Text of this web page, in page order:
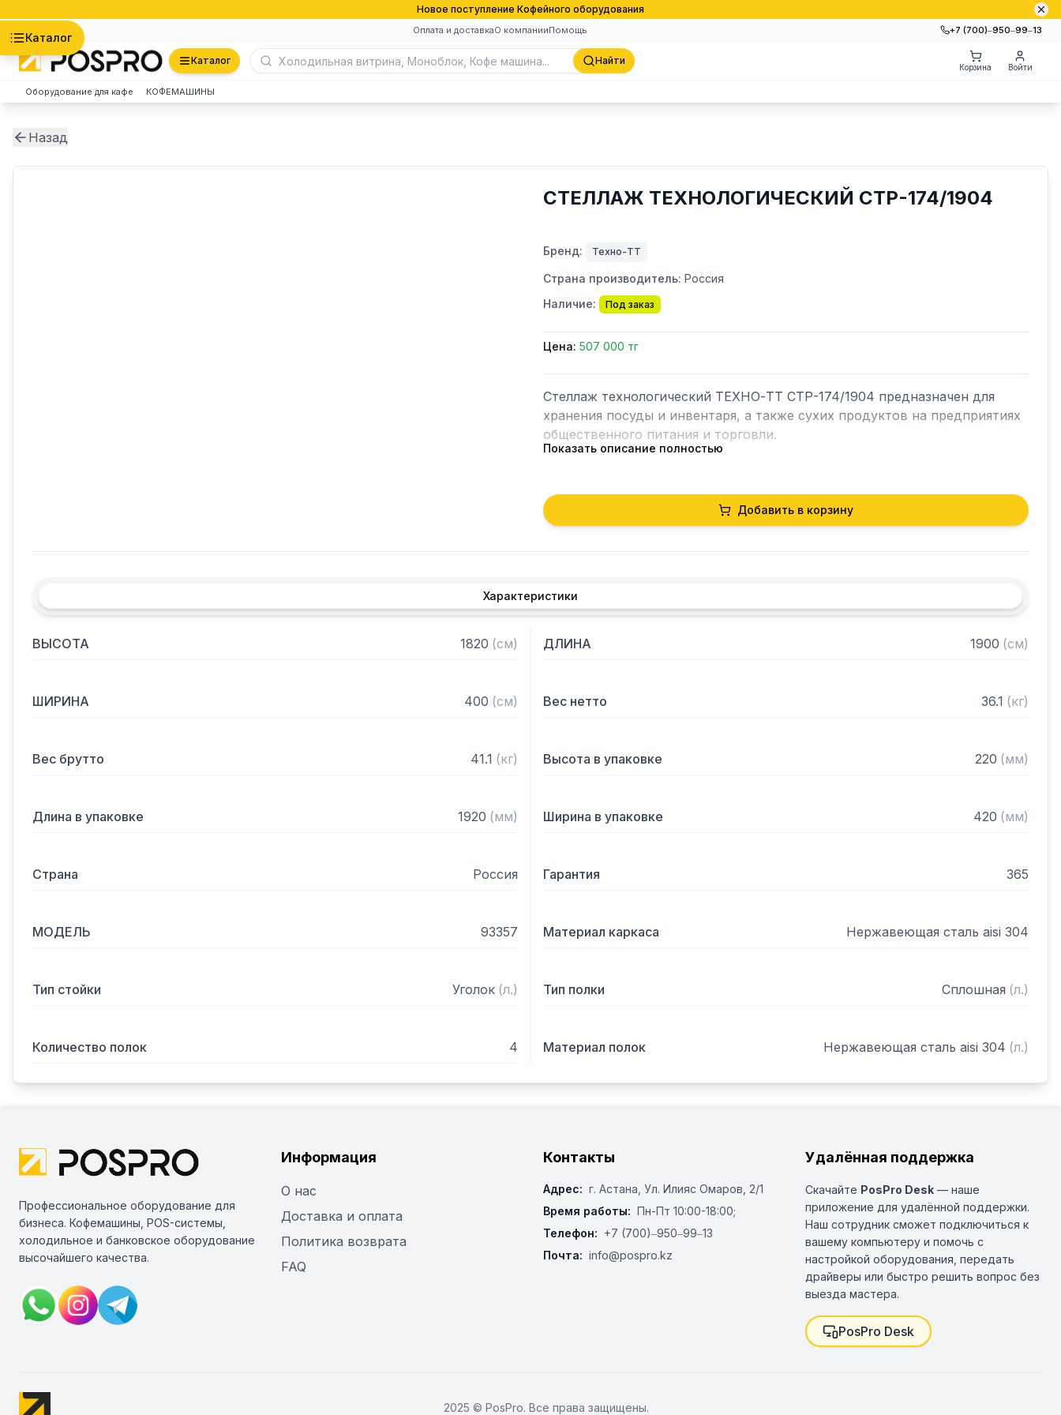
Новое поступление Кофейного оборудования
Оплата и доставкаО компанииПомощь +7 (700)‒950‒99‒13
Каталог
Каталог Найти
Корзина Войти
Оборудование для кафе КОФЕМАШИНЫ
Назад
СТЕЛЛАЖ ТЕХНОЛОГИЧЕСКИЙ СТР-174/1904
Бренд: Техно-ТТ
Страна производитель: Россия
Наличие:
Под заказ
Цена: 507 000 тг
Стеллаж технологический ТЕХНО-ТТ СТР-174/1904 предназначен для
хранения посуды и инвентаря, а также сухих продуктов на предприятиях
общественного питания и торговли.
— Стеллаж технологический разборный
— Стойки из уголка 40х40 нержавеющей стали марки AISI 304 толщиной
2 мм
— Расстояние между полками регулируемое с шагом 50 мм
— Стеллаж поставляется в разобранном виде
Показать описание полностью
Добавить в корзину
Характеристики
ВЫСОТА 1820 (см) ДЛИНА 1900 (см)
ШИРИНА 400 (см) Вес нетто 36.1 (кг)
Вес брутто 41.1 (кг) Высота в упаковке 220 (мм)
Длина в упаковке 1920 (мм) Ширина в упаковке 420 (мм)
Страна Россия Гарантия 365
МОДЕЛЬ 93357 Материал каркаса Нержавеющая сталь aisi 304
Тип стойки Уголок (л.) Тип полки Сплошная (л.)
Количество полок 4 Материал полок Нержавеющая сталь aisi 304 (л.)
Профессиональное оборудование для
бизнеса. Кофемашины, POS-системы,
холодильное и банковское оборудование
высочайшего качества.
Информация
О нас
Доставка и оплата
Политика возврата
FAQ
Контакты
Адрес: г. Астана, ​Ул. Илияс Омаров, 2/1
Время работы: Пн-Пт 10:00-18:00;
Телефон: +7 (700)‒950‒99‒13
Почта: info@pospro.kz
Удалённая поддержка
Скачайте PosPro Desk — наше
приложение для удалённой поддержки.
Наш сотрудник сможет подключиться к
вашему компьютеру и помочь с
настройкой оборудования, передать
драйверы или быстро решить вопрос без
выезда мастера.
PosPro Desk
2025 © PosPro. Все права защищены.